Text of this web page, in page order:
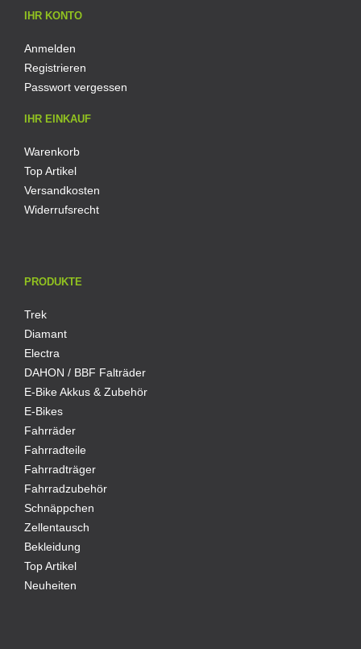
IHR KONTO
Anmelden
Registrieren
Passwort vergessen
IHR EINKAUF
Warenkorb
Top Artikel
Versandkosten
Widerrufsrecht
PRODUKTE
Trek
Diamant
Electra
DAHON / BBF Falträder
E-Bike Akkus & Zubehör
E-Bikes
Fahrräder
Fahrradteile
Fahrradträger
Fahrradzubehör
Schnäppchen
Zellentausch
Bekleidung
Top Artikel
Neuheiten